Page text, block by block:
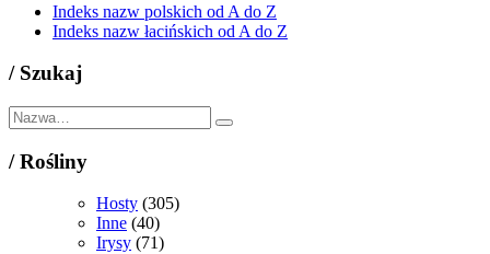
Indeks nazw polskich od A do Z
Indeks nazw łacińskich od A do Z
/ Szukaj
/Rośliny
Hosty (305)
Inne (40)
Irysy (71)